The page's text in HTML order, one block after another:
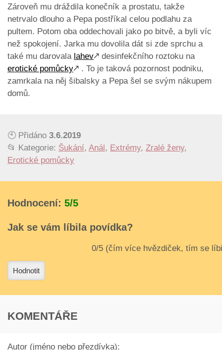
Zároveň mu dráždila konečník a prostatu, takže
netrvalo dlouho a Pepa postříkal celou podlahu za
pultem. Potom oba oddechovali jako po bitvě, a byli víc
než spokojení. Jarka mu dovolila dát si zde sprchu a
také mu darovala lahev🡕 desinfekčního roztoku na
erotické pomůcky🡕 . To je taková pozornost podniku,
zamrkala na něj šibalsky a Pepa šel se svým nákupem
domů.
🕙 Přidáno 3.6.2019
📂 Kategorie: Šukání, Anál , Extrémy, Zralé ženy,
Erotické pomůcky
Hodnocení: 5/5
Jak se vám líbila povídka?
Hodnotit
KOMENTÁŘE
Autor (jméno nebo přezdívka):